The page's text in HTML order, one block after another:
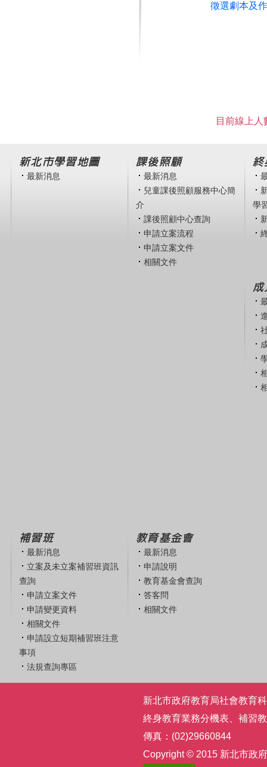
徵選劇本及
目前線上
新北市學習地圖
最新消息
課後照顧
最新消息
兒童課後照顧服務中心簡
介
課後照顧中心查詢
申請立案流程
申請立案文件
相關文件
終
學
補習班
最新消息
立案及未立案補習班資訊
查詢
申請立案文件
申請變更資料
相關文件
申請設立短期補習班注意
事項
法規查詢專區
教育基金會
最新消息
申請說明
教育基金會查詢
答客問
相關文件
新北市政府教育局社會教育
終身教育業務分機表
補習
傳真：(02)29660844
Copyright © 2015 新北市政